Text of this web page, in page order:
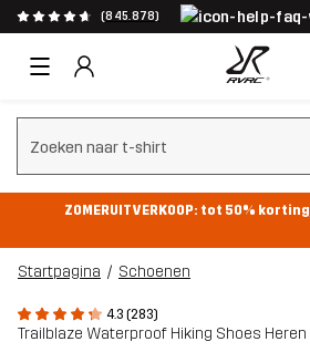
(845.878)
Zoeken wissen
ZOMERUITVERKOOP: tot 50% korting
Startpagina Schoenen
4.3 (283)
Trailblaze Waterproof Hiking Shoes Heren